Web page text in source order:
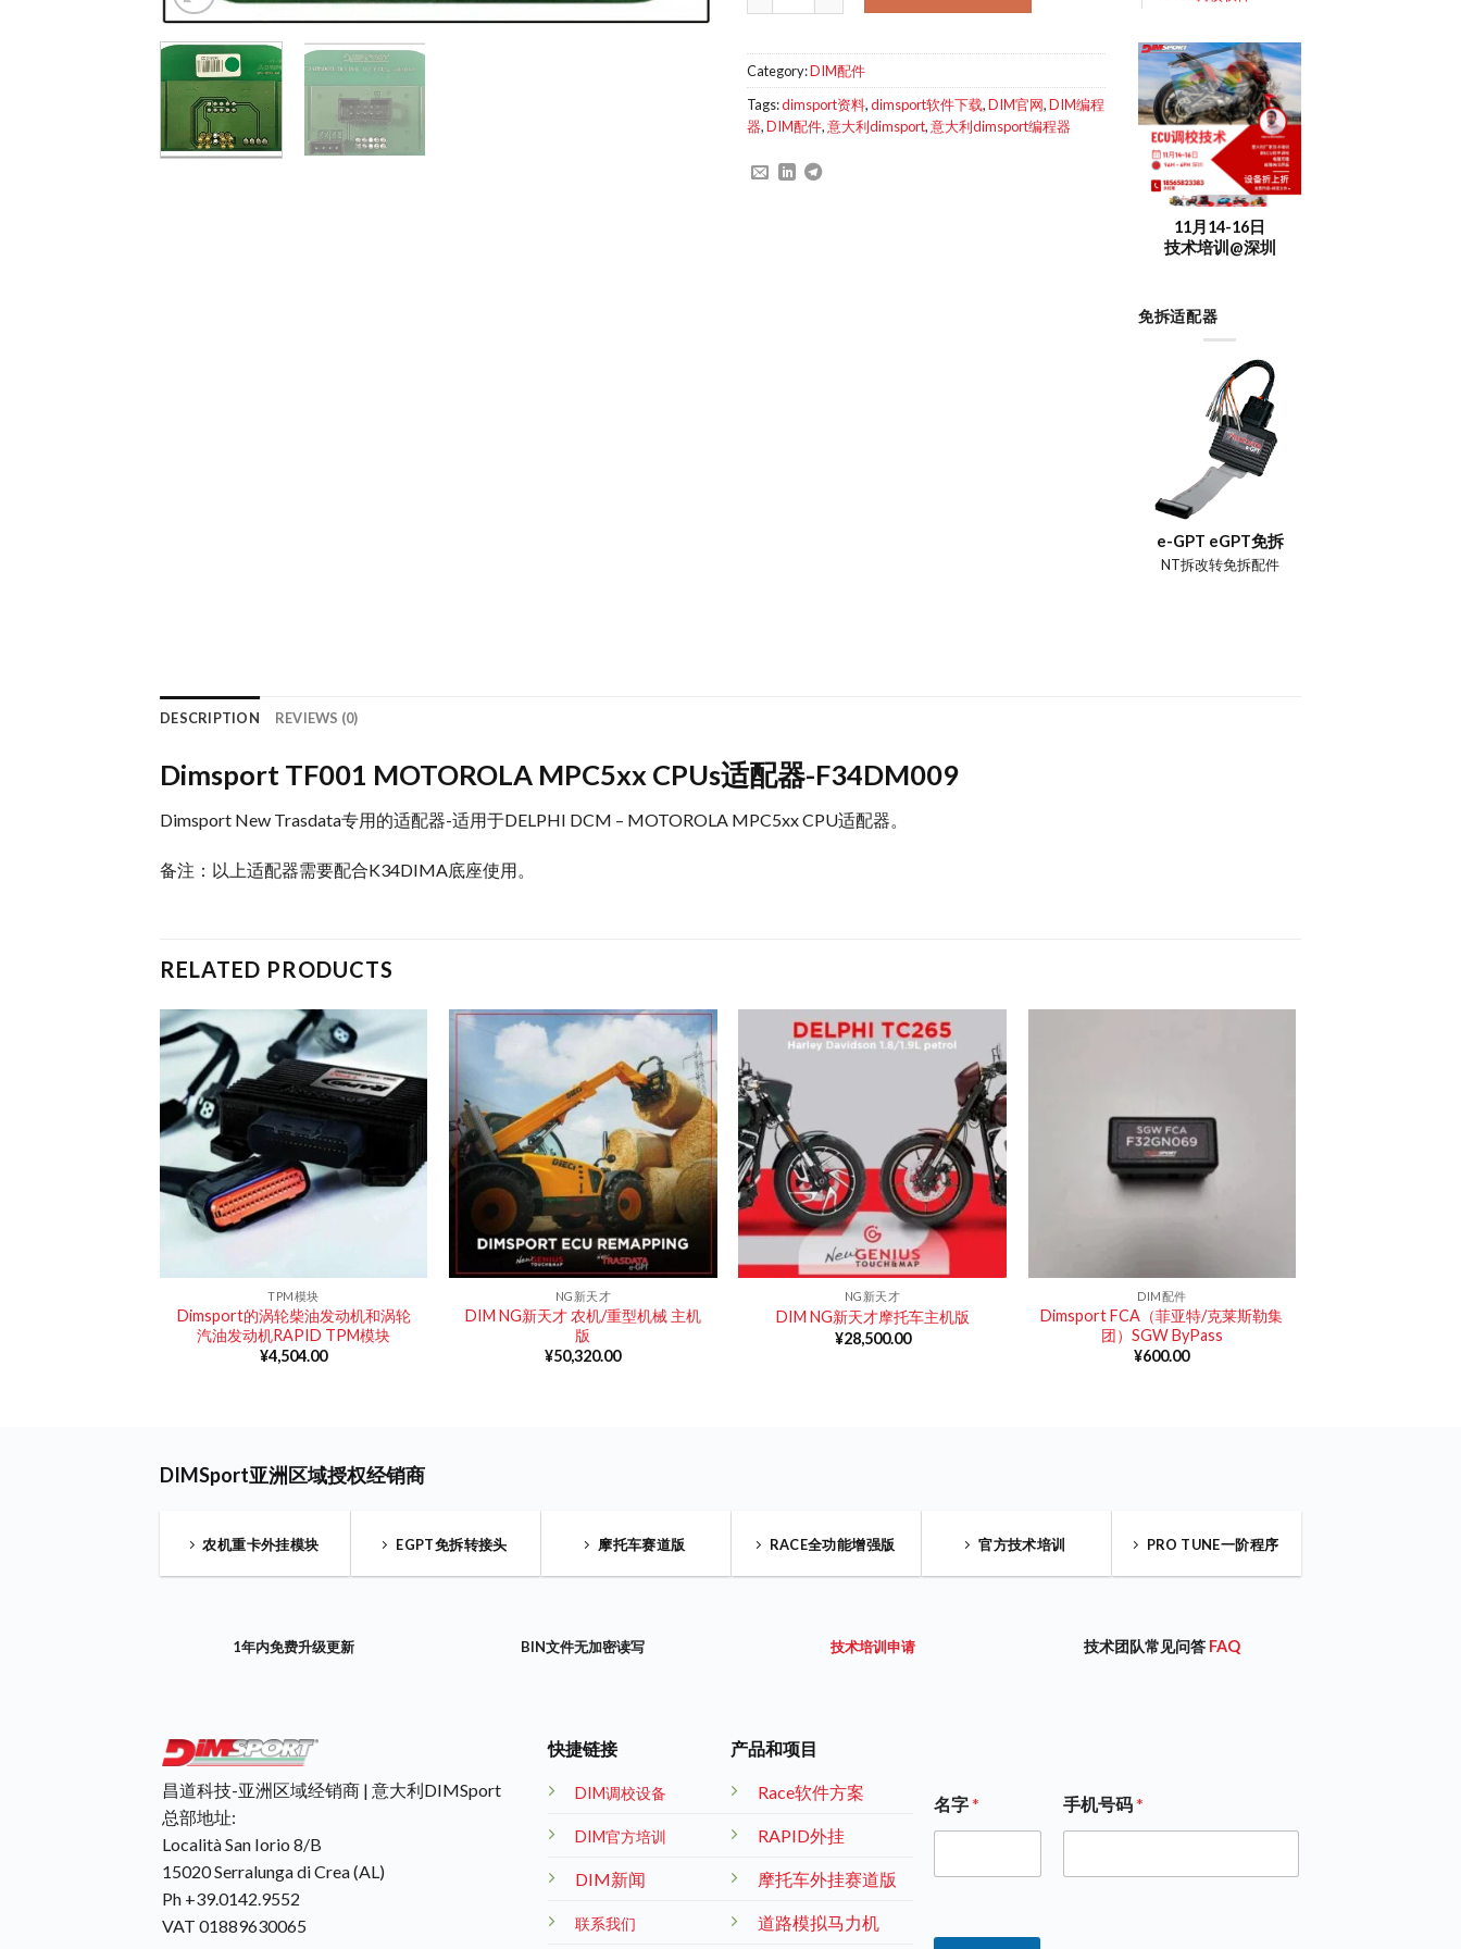
Category:DIM配件
Tags:dimsport资料,dimsport软件下载,DIM官网,DIM编程
器,DIM配件,意大利dimsport,意大利dimsport编程器
11月14-16日
技术培训@深圳
免拆适配器
e-GPT eGPT免拆
NT拆改转免拆配件
DESCRIPTION REVIEWS (0)
Dimsport TF001 MOTOROLA MPC5xx CPUs适配器-F34DM009
Dimsport New Trasdata专用的适配器-适用于DELPHI DCM – MOTOROLA MPC5xx CPU适配器。
备注：以上适配器需要配合K34DIMA底座使用。
RELATED PRODUCTS
TPM模块
Dimsport的涡轮柴油发动机和涡轮
汽油发动机RAPID TPM模块
¥4,504.00
NG新天才
DIM NG新天才 农机/重型机械 主机
版
¥50,320.00
NG新天才
DIM NG新天才摩托车主机版
¥28,500.00
DIM配件
Dimsport FCA（菲亚特/克莱斯勒集
团）SGW ByPass
¥600.00
DIMSport亚洲区域授权经销商
农机重卡外挂模块 EGPT免拆转接头 摩托车赛道版 RACE全功能增强版 官方技术培训 PRO TUNE一阶程序
1年内免费升级更新 BIN文件无加密读写 技术培训申请 技术团队常见问答 FAQ
昌道科技-亚洲区域经销商 | 意大利DIMSport
总部地址:
Località San Iorio 8/B
15020 Serralunga di Crea (AL)
Ph +39.0142.9552
VAT 01889630065
快捷链接
DIM调校设备
DIM官方培训
DIM新闻
联系我们
产品和项目
Race软件方案
RAPID外挂
摩托车外挂赛道版
道路模拟马力机
名字* 手机号码*